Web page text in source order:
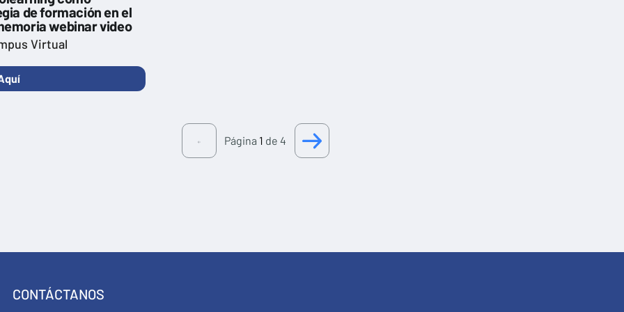
de formación en el
webinar video
Virtual
Página 1 de 4
CONTÁCTANOS